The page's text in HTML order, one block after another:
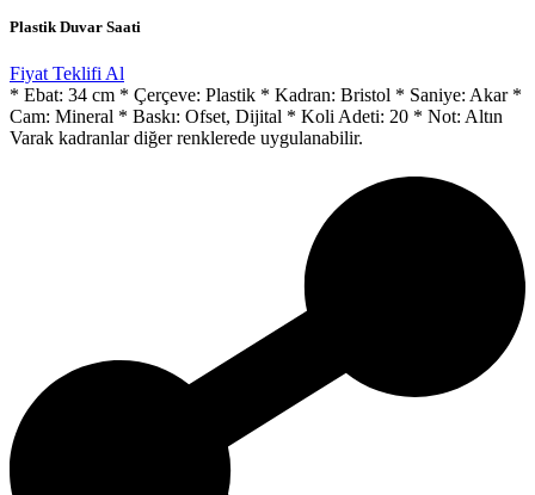
Plastik Duvar Saati
Fiyat Teklifi Al
* Ebat: 34 cm * Çerçeve: Plastik * Kadran: Bristol * Saniye: Akar *
Cam: Mineral * Baskı: Ofset, Dijital * Koli Adeti: 20 * Not: Altın
Varak kadranlar diğer renklerede uygulanabilir.